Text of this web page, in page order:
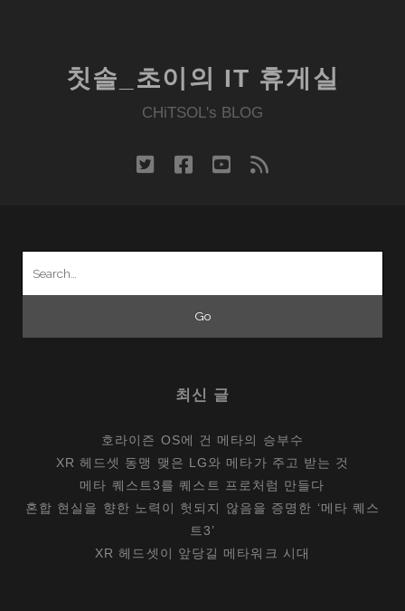
칫솔_초이의 IT 휴게실
CHiTSOL's BLOG
twitterfacebook
youtube
rss
최신 글
호라이즌 OS에 건 메타의 승부수
XR 헤드셋 동맹 맺은 LG와 메타가 주고 받는 것
메타 퀘스트3를 퀘스트 프로처럼 만들다
혼합 현실을 향한 노력이 헛되지 않음을 증명한 ‘메타 퀘스
트3’
XR 헤드셋이 앞당길 메타워크 시대